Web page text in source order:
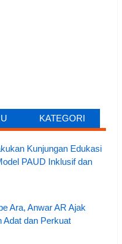
KATEGORI
Kunjungan Edukasi
PAUD Inklusif dan
Ara, Anwar AR Ajak
Adat dan Perkuat